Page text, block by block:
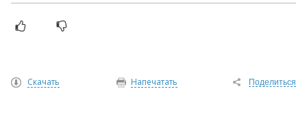
Поделиться
Напечатать
Скачать